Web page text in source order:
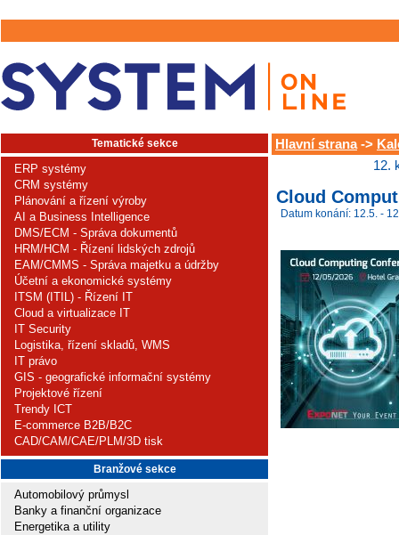
Tematické sekce
ERP systémy
CRM systémy
Plánování a řízení výroby
AI a Business Intelligence
DMS/ECM - Správa dokumentů
HRM/HCM - Řízení lidských zdrojů
EAM/CMMS - Správa majetku a údržby
Účetní a ekonomické systémy
ITSM (ITIL) - Řízení IT
Cloud a virtualizace IT
IT Security
Logistika, řízení skladů, WMS
IT právo
GIS - geografické informační systémy
Projektové řízení
Trendy ICT
E-commerce B2B/B2C
CAD/CAM/CAE/PLM/3D tisk
Branžové sekce
Automobilový průmysl
Banky a finanční organizace
Energetika a utility
Hlavní strana->
12.
Cloud
Datum konání: 12.5. -